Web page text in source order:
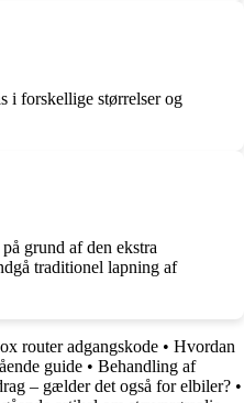
i forskellige størrelser og
grund af den ekstra
traditionel lapning af
router adgangskode • Hvordan
guide • Behandling af
– gælder det også for elbiler? •